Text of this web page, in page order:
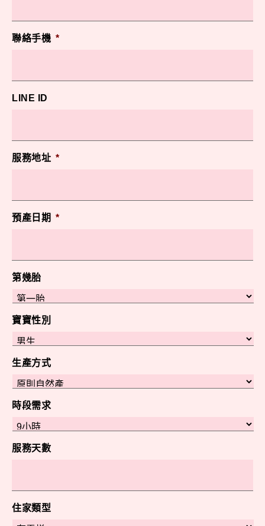
聯絡手機 *
LINE ID
服務地址 *
預產日期 *
第幾胎
寶寶性別
生產方式
時段需求
服務天數
住家類型